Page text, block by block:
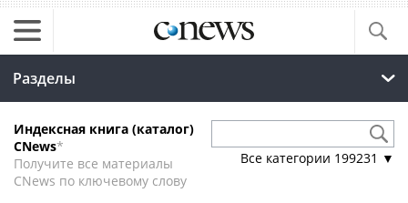
Разделы
Индексная книга (каталог)
CNews*
Получите все материалы
CNews по ключевому слову
Все категории 199231 ▼